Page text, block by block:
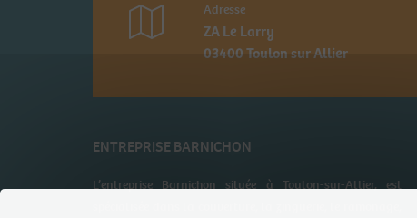
Adresse
ZA Le Larry
03400 Toulon sur Allier
ENTREPRISE BARNICHON
L’entreprise Barnichon située à Toulon-sur-Allier, est